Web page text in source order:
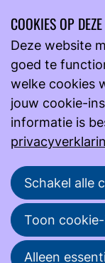
Onderwijs
Cursus Meewerkend
Van maandag 8
maandag 21
De aanmeldperiode
De
inschrijven voor
COOKIES OP
Deze website
goed te
welke cookies
jouw cookie-
informatie is
Schakel alle
Toon
Alleen